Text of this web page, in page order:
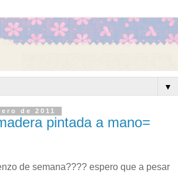
▼
de 2011
pintada a mano=
de semana???? espero que a pesar